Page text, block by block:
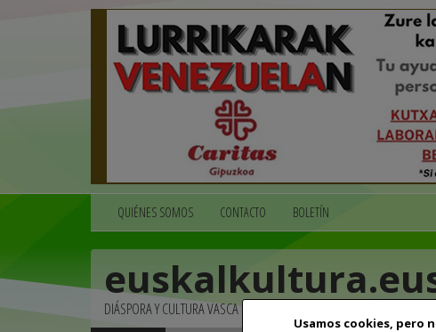
Usamos cookies, pero
QUIÉNES SOMOS CONTACTO BOLETÍN
DIÁSPORA Y CULTURA VASCA